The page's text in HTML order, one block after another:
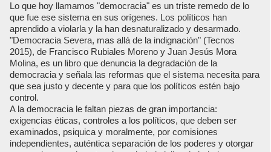
Lo que hoy llamamos "democracia" es un triste remedo de lo
que fue ese sistema en sus orígenes. Los políticos han
aprendido a violarla y la han desnaturalizado y desarmado.
"Democracia Severa, mas allá de la indignación" (Tecnos
2015), de Francisco Rubiales Moreno y Juan Jesús Mora
Molina, es un libro que denuncia la degradación de la
democracia y señala las reformas que el sistema necesita para
que sea justo y decente y para que los políticos estén bajo
control.
A la democracia le faltan piezas de gran importancia:
exigencias éticas, controles a los políticos, que deben ser
examinados, psiquica y moralmente, por comisiones
independientes, auténtica separación de los poderes y otorgar